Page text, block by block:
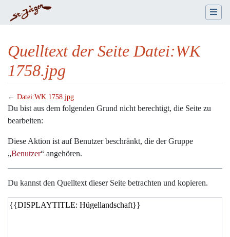
Quelltext der Seite Datei:WK
1758.jpg
← Datei:WK 1758.jpg
Wechseln zu:Navigation,Suche
Du bist aus dem folgenden Grund nicht berechtigt, die Seite zu
bearbeiten:
Diese Aktion ist auf Benutzer beschränkt, die der Gruppe
„Benutzer“ angehören.
Du kannst den Quelltext dieser Seite betrachten und kopieren.